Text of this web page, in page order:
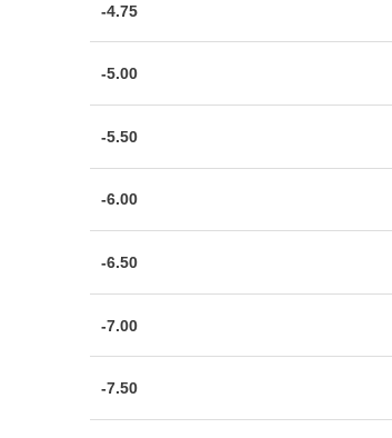
-4.75
-5.00
-5.50
-6.00
-6.50
-7.00
-7.50